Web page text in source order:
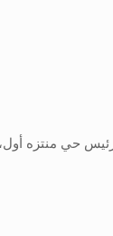
حي منتزه أول،